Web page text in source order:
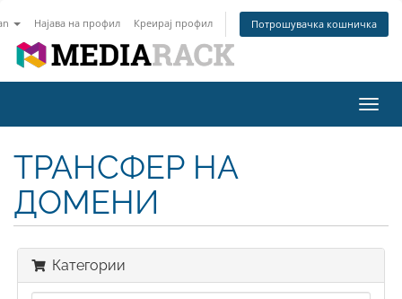
Најава на профил Креирај профил Потрошувачка кошничка
ја
ТРАНСФЕР НА
ДОМЕНИ
Категории